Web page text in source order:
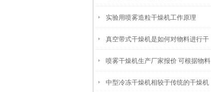
实验用喷雾造粒干燥机工作原理
真空带式干燥机是如何对物料进行干
燥处理的
喷雾干燥机生产厂家报价 可根据物料
属性进行定制
中型冷冻干燥机相较于传统的干燥机